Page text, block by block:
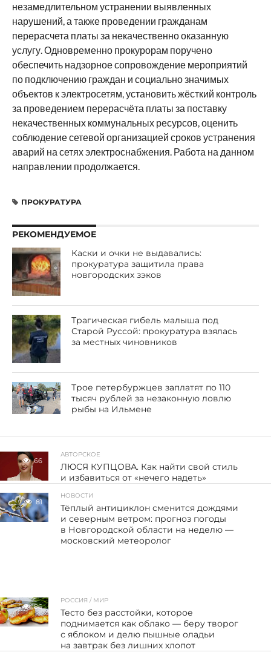
незамедлительном устранении выявленных
нарушений, а также проведении гражданам
перерасчета платы за некачественно оказанную
услугу. Одновременно прокурорам поручено
обеспечить надзорное сопровождение мероприятий
по подключению граждан и социально значимых
объектов к электросетям, установить жёсткий контроль
за проведением перерасчёта платы за поставку
некачественных коммунальных ресурсов, оценить
соблюдение сетевой организацией сроков устранения
аварий на сетях электроснабжения. Работа на данном
направлении продолжается.
ПРОКУРАТУРА
РЕКОМЕНДУЕМОЕ
Каски и очки не выдавались:
прокуратура защитила права
новгородских зэков
Трагическая гибель малыша под
Старой Руссой: прокуратура взялась
за местных чиновников
Трое петербуржцев заплатят по 110
тысяч рублей за незаконную ловлю
рыбы на Ильмене
66
АВТОРСКОЕ
ЛЮСЯ КУПЦОВА. Как найти свой стиль
и избавиться от «нечего надеть»
81
НОВОСТИ
Тёплый антициклон сменится дождями
и северным ветром: прогноз погоды
в Новгородской области на неделю —
московский метеоролог
86
РОССИЯ / МИР
Тесто без расстойки, которое
поднимается как облако — беру творог
с яблоком и делю пышные оладьи
на завтрак без лишних хлопот